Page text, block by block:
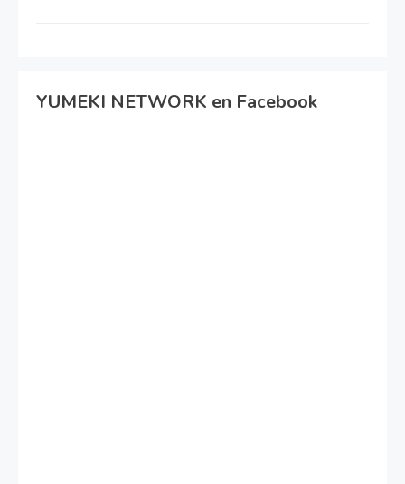
YUMEKI NETWORK en Facebook